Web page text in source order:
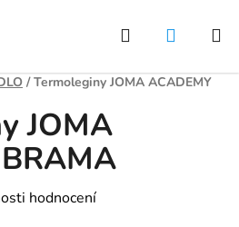
Hledat
/ Termoleginy JOMA ACADEMY
JOMA
hodnocení